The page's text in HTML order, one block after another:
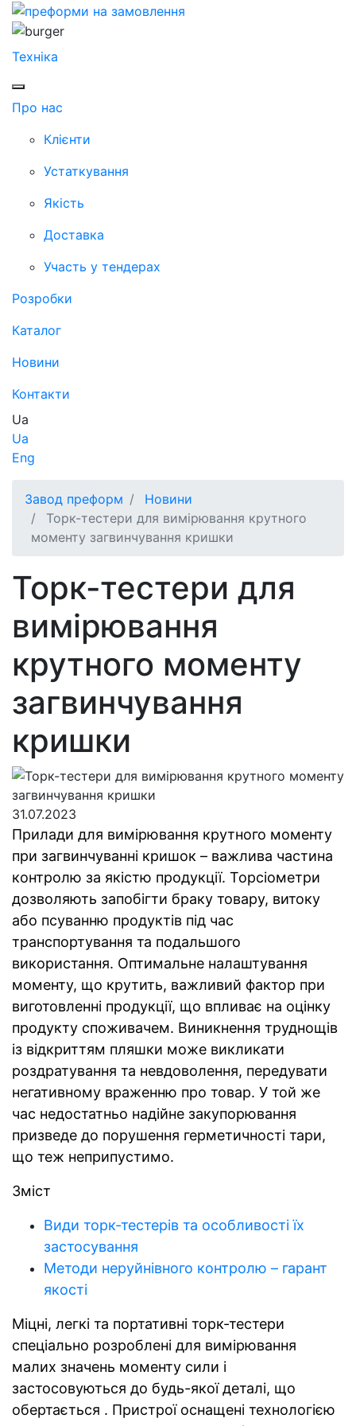
Техніка
Про нас
Клієнти
Устаткування
Якість
Доставка
Участь у тендерах
Розробки
Каталог
Новини
Контакти
Ua
Ua
Eng
Завод преформ
Новини
Торк-тестери для вимірювання крутного
моменту загвинчування кришки
Торк-тестери для
вимірювання
крутного моменту
загвинчування
кришки
31.07.2023
Прилади для вимірювання крутного моменту
при загвинчуванні кришок – важлива частина
контролю за якістю продукції. Торсіометри
дозволяють запобігти браку товару, витоку
або псуванню продуктів під час
транспортування та подальшого
використання. Оптимальне налаштування
моменту, що крутить, важливий фактор при
виготовленні продукції, що впливає на оцінку
продукту споживачем. Виникнення труднощів
із відкриттям пляшки може викликати
роздратування та невдоволення, передувати
негативному враженню про товар. У той же
час недостатньо надійне закупорювання
призведе до порушення герметичності тари,
що теж неприпустимо.
Зміст
Види торк-тестерів та особливості їх
застосування
Методи неруйнівного контролю – гарант
якості
Міцні, легкі та портативні торк-тестери
спеціально розроблені для вимірювання
малих значень моменту сили і
застосовуються до будь-якої деталі, що
обертається . Пристрої оснащені технологією